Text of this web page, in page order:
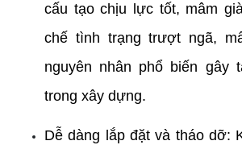
cấu tạo chịu lực tốt, mâm
chế tình trạng trượt ngã,
nguyên nhân phổ biến gây
trong xây dựng.
Dễ dàng lắp đặt và tháo dỡ: